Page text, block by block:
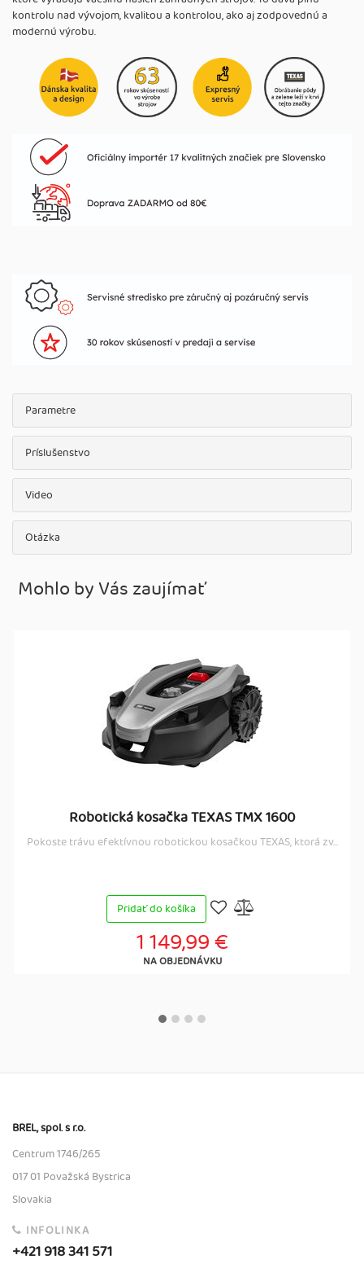
kontrolu nad vývojom, kvalitou a kontrolou, ako aj zodpovednú a
modernú výrobu.
Parametre
Príslušenstvo
Video
Otázka
Mohlo by Vás zaujímať
Robotická kosačka TEXAS TMX 1600
Pokoste trávu efektívnou robotickou kosačkou TEXAS, ktorá zv...
Pridať do košíka
1 149,99 €
NA OBJEDNÁVKU
BREL, spol. s r.o.
Centrum 1746/265
017 01 Považská Bystrica
Slovakia
INFOLINKA
+421 918 341 571